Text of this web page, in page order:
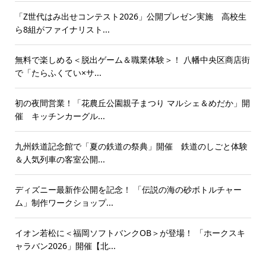
「Z世代はみ出せコンテスト2026」公開プレゼン実施 高校生
ら8組がファイナリスト...
無料で楽しめる＜脱出ゲーム＆職業体験＞！ 八幡中央区商店街
で「たらふくてい×サ...
初の夜間営業！「花農丘公園親子まつり マルシェ＆めだか」開
催 キッチンカーグル...
九州鉄道記念館で「夏の鉄道の祭典」開催 鉄道のしごと体験
＆人気列車の客室公開...
ディズニー最新作公開を記念！ 「伝説の海の砂ボトルチャー
ム」制作ワークショップ...
イオン若松に＜福岡ソフトバンクOB＞が登場！ 「ホークスキ
ャラバン2026」開催【北...